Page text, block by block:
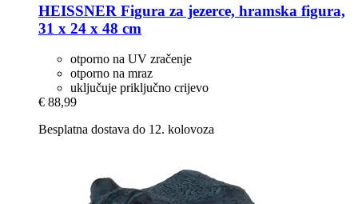
HEISSNER Figura za jezerce, hramska figura,
31 x 24 x 48 cm
otporno na UV zračenje
otporno na mraz
uključuje priključno crijevo
€ 88,99
Besplatna dostava do 12. kolovoza